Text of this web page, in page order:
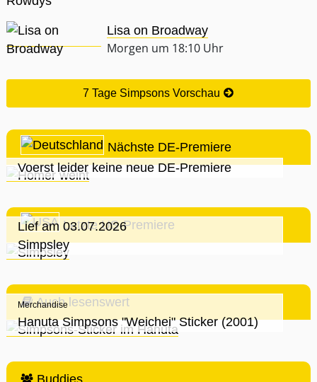
Lisa on Broadway
Morgen um 18:10 Uhr
7 Tage Simpsons Vorschau
Nächste DE-Premiere
Voerst leider keine neue DE-Premiere
Letzte US-Premiere
Lief am 03.07.2026
Simpsley
Auch lesenswert
Merchandise
Hanuta Simpsons "Weichei" Sticker (2001)